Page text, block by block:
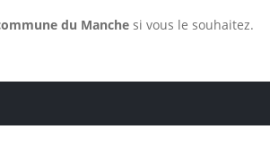
du Manche si vous le souhaitez.